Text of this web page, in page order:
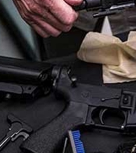
Latarka pistoletowa Streamlight
G Sub - Sig Sauer P365/P365 XL
2 149,00 zł